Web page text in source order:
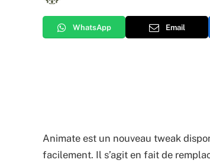
WhatsApp Email
Animate est un nouveau tweak
facilement. Il s’agit en fait de